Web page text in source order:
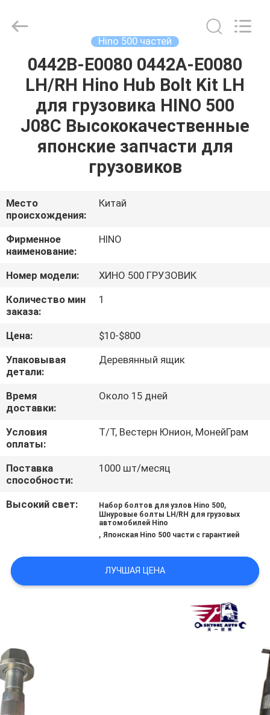
ДОМ
ПРОДУКТЫ
ПУТЕШЕСТВИЕ
ФАБРИКИ
ПРОВЕРКА
КАЧЕСТВА
СВЯЖИТЕСЬ
МЫ
НОВОСТИ
СПРОСИТЕ
ЦИТАТУ
КАРТА
САЙТА
POLICY
Hino 500 частей
0442B-E0080 0442A-E0080
LH/RH Hino Hub Bolt Kit LH
для грузовика HINO 500
J08C Высококачественные
японские запчасти для
грузовиков
Место
происхождения:
Китай
Фирменное
наименование:
HINO
Номер модели:
ХИНО 500 ГРУЗОВИК
Количество мин
заказа:
1
Цена:
$10-$800
Упаковывая
детали:
Деревянный ящик
Время
доставки:
Около 15 дней
Условия
оплаты:
Т/Т, Вестерн Юнион, МонейГрам
Поставка
способности:
1000 шт/месяц
Высокий свет: Набор болтов для узлов Hino 500,
Шнуровые болты LH/RH для грузовых
автомобилей Hino
,Японская Hino 500 части с гарантией
ЛУЧШАЯ ЦЕНА